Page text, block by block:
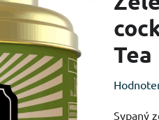
Tea
Sypaný